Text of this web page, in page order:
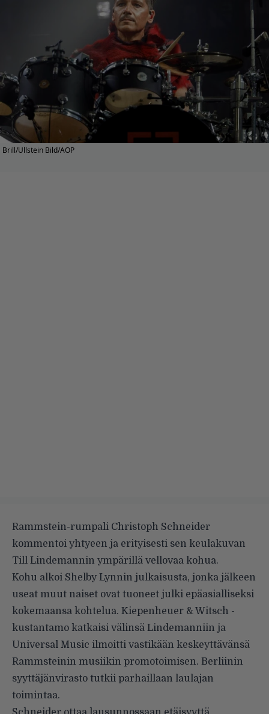
Brill/Ullstein Bild/AOP
Rammstein-rumpali Christoph Schneider
kommentoi yhtyeen ja erityisesti sen keulakuvan
Till Lindemannin ympärillä vellovaa kohua.
Kohu alkoi Shelby Lynnin julkaisusta, jonka jälkeen
useat muut naiset ovat tuoneet julki epäasialliseksi
kokemaansa kohtelua. Kiepenheuer & Witsch -
kustantamo katkaisi välinsä Lindemanniin ja
Universal Music ilmoitti vastikään keskeyttävänsä
Rammsteinin musiikin promotoimisen. Berliinin
syyttäjänvirasto tutkii parhaillaan laulajan
toimintaa.